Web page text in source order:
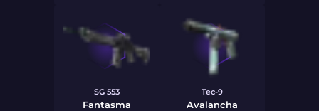
SG 553
Fantasma
Tec-9
Avalancha